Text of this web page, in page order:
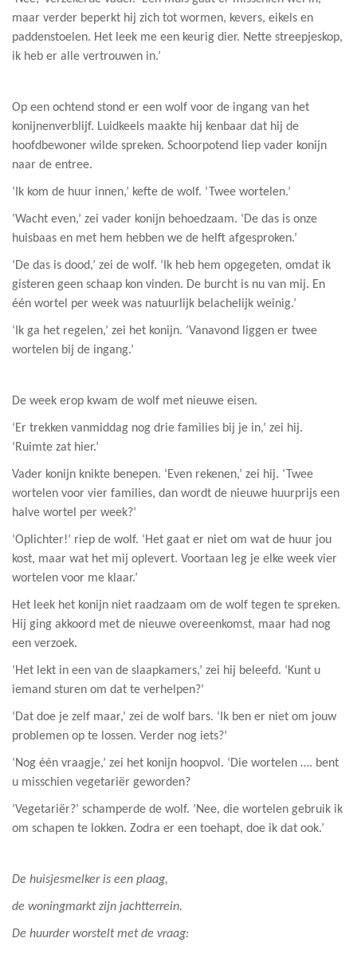
maar verder beperkt hij zich tot wormen, kevers, eikels en
paddenstoelen. Het leek me een keurig dier. Nette streepjeskop,
ik heb er alle vertrouwen in.’
Op een ochtend stond er een wolf voor de ingang van het
konijnenverblijf. Luidkeels maakte hij kenbaar dat hij de
hoofdbewoner wilde spreken. Schoorpotend liep vader konijn
naar de entree.
‘Ik kom de huur innen,’ kefte de wolf. ‘Twee wortelen.’
‘Wacht even,’ zei vader konijn behoedzaam. ‘De das is onze
huisbaas en met hem hebben we de helft afgesproken.’
‘De das is dood,’ zei de wolf. ‘Ik heb hem opgegeten, omdat ik
gisteren geen schaap kon vinden. De burcht is nu van mij. En
één wortel per week was natuurlijk belachelijk weinig.’
‘Ik ga het regelen,’ zei het konijn. ‘Vanavond liggen er twee
wortelen bij de ingang.’
De week erop kwam de wolf met nieuwe eisen.
‘Er trekken vanmiddag nog drie families bij je in,’ zei hij.
‘Ruimte zat hier.’
Vader konijn knikte benepen. ‘Even rekenen,’ zei hij. ‘Twee
wortelen voor vier families, dan wordt de nieuwe huurprijs een
halve wortel per week?’
‘Oplichter!’ riep de wolf. ‘Het gaat er niet om wat de huur jou
kost, maar wat het mij oplevert. Voortaan leg je elke week vier
wortelen voor me klaar.’
Het leek het konijn niet raadzaam om de wolf tegen te spreken.
Hij ging akkoord met de nieuwe overeenkomst, maar had nog
een verzoek.
‘Het lekt in een van de slaapkamers,’ zei hij beleefd. ‘Kunt u
iemand sturen om dat te verhelpen?’
‘Dat doe je zelf maar,’ zei de wolf bars. ‘Ik ben er niet om jouw
problemen op te lossen. Verder nog iets?’
‘Nog één vraagje,’ zei het konijn hoopvol. ‘Die wortelen …. bent
u misschien vegetariër geworden?
‘Vegetariër?’ schamperde de wolf. ‘Nee, die wortelen gebruik ik
om schapen te lokken. Zodra er een toehapt, doe ik dat ook.’
De huisjesmelker is een plaag,
de woningmarkt zijn jachtterrein.
De huurder worstelt met de vraag: